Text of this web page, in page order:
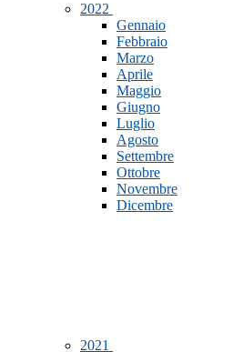
2022
Gennaio
Febbraio
Marzo
Aprile
Maggio
Giugno
Luglio
Agosto
Settembre
Ottobre
Novembre
Dicembre
2021